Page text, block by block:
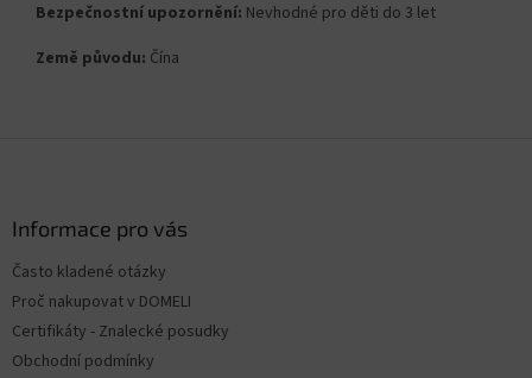
Bezpečnostní upozornění: Nevhodné pro děti do 3 let
Země původu: Čína
Informace pro vás
Často kladené otázky
Proč nakupovat v DOMELI
Certifikáty - Znalecké posudky
Obchodní podmínky